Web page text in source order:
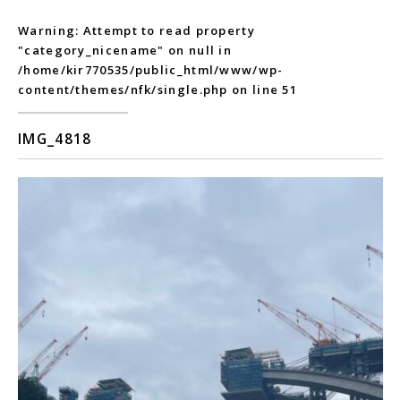
Warning: Attempt to read property
"category_nicename" on null in
/home/kir770535/public_html/www/wp-
content/themes/nfk/single.php on line51
IMG_4818